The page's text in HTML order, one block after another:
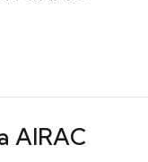
AIRAC